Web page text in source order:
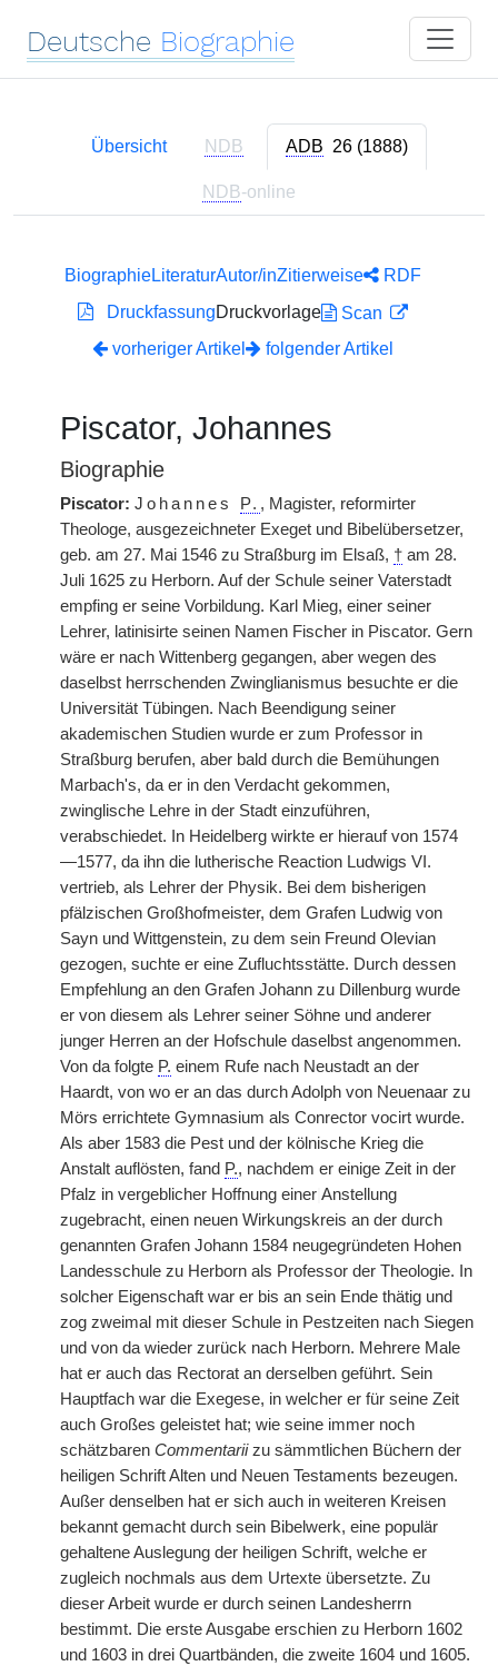
Deutsche Biographie
Übersicht NDB ADB 26 (1888)
NDB-online
BiographieLiteraturAutor/inZitierweise
RDF
DruckfassungDruckvorlage
Scan
vorheriger Artikel
folgender Artikel
Piscator, Johannes
Biographie
Piscator: Johannes P. , Magister, reformirter
Theologe, ausgezeichneter Exeget und Bibelübersetzer,
geb. am 27. Mai 1546 zu Straßburg im Elsaß, † am 28.
Juli 1625 zu Herborn. Auf der Schule seiner Vaterstadt
empfing er seine Vorbildung. Karl Mieg, einer seiner
Lehrer, latinisirte seinen Namen Fischer in Piscator. Gern
wäre er nach Wittenberg gegangen, aber wegen des
daselbst herrschenden Zwinglianismus besuchte er die
Universität Tübingen. Nach Beendigung seiner
akademischen Studien wurde er zum Professor in
Straßburg berufen, aber bald durch die Bemühungen
Marbach's, da er in den Verdacht gekommen,
zwinglische Lehre in der Stadt einzuführen,
verabschiedet. In Heidelberg wirkte er hierauf von 1574
—1577, da ihn die lutherische Reaction Ludwigs VI.
vertrieb, als Lehrer der Physik. Bei dem bisherigen
pfälzischen Großhofmeister, dem Grafen Ludwig von
Sayn und Wittgenstein, zu dem sein Freund Olevian
gezogen, suchte er eine Zufluchtsstätte. Durch dessen
Empfehlung an den Grafen Johann zu Dillenburg wurde
er von diesem als Lehrer seiner Söhne und anderer
junger Herren an der Hofschule daselbst angenommen.
Von da folgte P. einem Rufe nach Neustadt an der
Haardt, von wo er an das durch Adolph von Neuenaar zu
Mörs errichtete Gymnasium als Conrector vocirt wurde.
Als aber 1583 die Pest und der kölnische Krieg die
Anstalt auflösten, fand P., nachdem er einige Zeit in der
Pfalz in vergeblicher Hoffnung einer Anstellung
zugebracht, einen neuen Wirkungskreis an der durch
genannten Grafen Johann 1584 neugegründeten Hohen
Landesschule zu Herborn als Professor der Theologie. In
solcher Eigenschaft war er bis an sein Ende thätig und
zog zweimal mit dieser Schule in Pestzeiten nach Siegen
und von da wieder zurück nach Herborn. Mehrere Male
hat er auch das Rectorat an derselben geführt. Sein
Hauptfach war die Exegese, in welcher er für seine Zeit
auch Großes geleistet hat; wie seine immer noch
schätzbaren Commentariizu sämmtlichen Büchern der
heiligen Schrift Alten und Neuen Testaments bezeugen.
Außer denselben hat er sich auch in weiteren Kreisen
bekannt gemacht durch sein Bibelwerk, eine populär
gehaltene Auslegung der heiligen Schrift, welche er
zugleich nochmals aus dem Urtexte übersetzte. Zu
dieser Arbeit wurde er durch seinen Landesherrn
bestimmt. Die erste Ausgabe erschien zu Herborn 1602
und 1603 in drei Quartbänden, die zweite 1604 und 1605.